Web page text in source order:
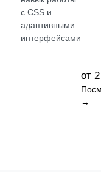
с CSS и
адаптивными
интерфейсами
от
→